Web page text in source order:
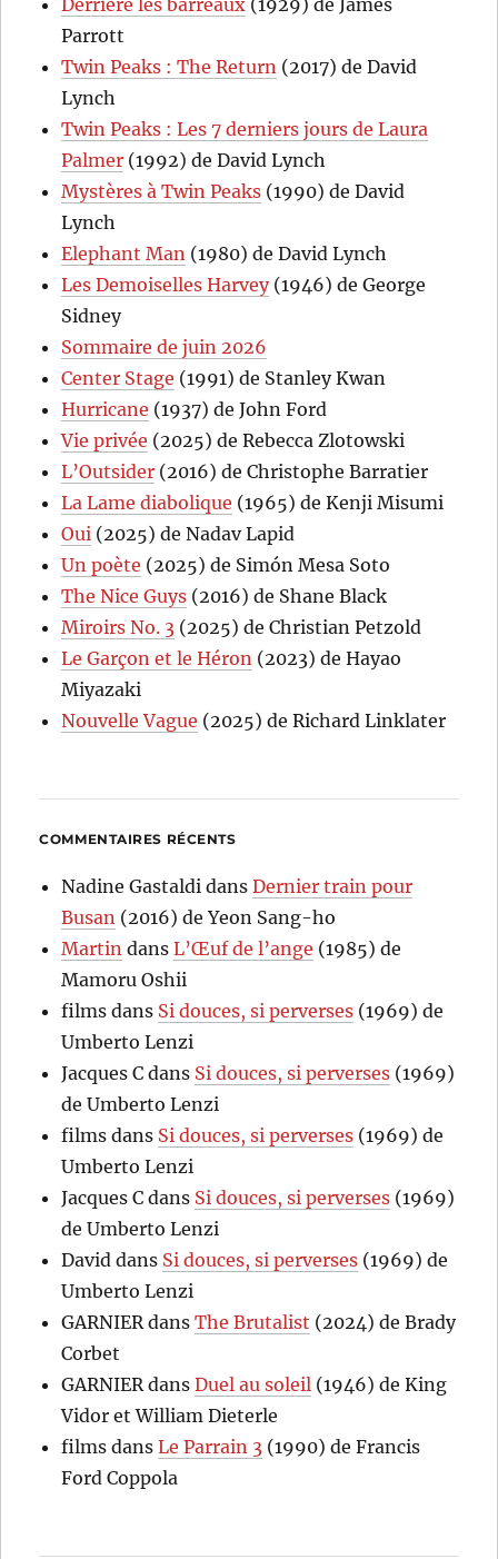
Derrière les barreaux (1929) de James
Parrott
Twin Peaks : The Return (2017) de David
Lynch
Twin Peaks : Les 7 derniers jours de Laura
Palmer (1992) de David Lynch
Mystères à Twin Peaks (1990) de David
Lynch
Elephant Man (1980) de David Lynch
Les Demoiselles Harvey(1946) de George
Sidney
Sommaire de juin 2026
Center Stage (1991) de Stanley Kwan
Hurricane (1937) de John Ford
Vie privée (2025) de Rebecca Zlotowski
L’Outsider (2016) de Christophe Barratier
La Lame diabolique (1965) de Kenji Misumi
Oui (2025) de Nadav Lapid
Un poète (2025) de Simón Mesa Soto
The Nice Guys (2016) de Shane Black
Miroirs No. 3 (2025) de Christian Petzold
Le Garçon et le Héron (2023) de Hayao
Miyazaki
Nouvelle Vague (2025) de Richard Linklater
COMMENTAIRES RÉCENTS
Nadine Gastaldi dansDernier train pour
Busan (2016) de Yeon Sang-ho
Martin dansL’Œuf de l’ange (1985) de
Mamoru Oshii
films dans Si douces, si perverses (1969) de
Umberto Lenzi
Jacques C dans Si douces, si perverses (1969)
de Umberto Lenzi
films dans Si douces, si perverses (1969) de
Umberto Lenzi
Jacques C dans Si douces, si perverses (1969)
de Umberto Lenzi
David dans Si douces, si perverses (1969) de
Umberto Lenzi
GARNIERdansThe Brutalist (2024) de Brady
Corbet
GARNIERdansDuel au soleil (1946) de King
Vidor et William Dieterle
films dansLe Parrain 3 (1990) de Francis
Ford Coppola